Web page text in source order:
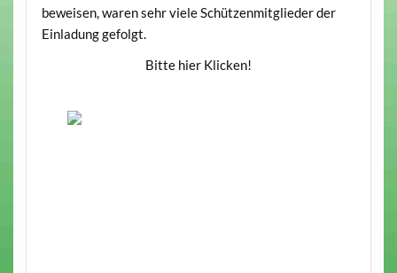
beweisen, waren sehr viele Schützenmitglieder der
Einladung gefolgt.
Bitte hier Klicken!